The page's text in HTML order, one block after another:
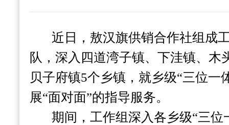
近日，敖汉旗供销合作社组成
队，深入四道湾子镇、下洼镇、木
贝子府镇5个乡镇，就乡级“三位一
展“面对面”的指导服务。
期间，工作组深入各乡级“三位